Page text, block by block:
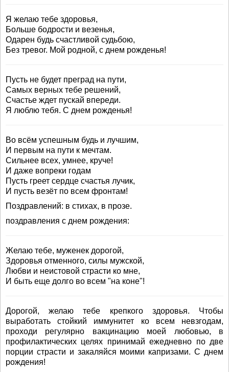
Я желаю тебе здоровья,
Больше бодрости и везенья,
Одарен будь счастливой судьбою,
Без тревог. Мой родной, с днем рожденья!
Пусть не будет преград на пути,
Самых верных тебе решений,
Счастье ждет пускай впереди.
Я люблю тебя. С днем рожденья!
Во всём успешным будь и лучшим,
И первым на пути к мечтам.
Сильнее всех, умнее, круче!
И даже вопреки годам
Пусть греет сердце счастья лучик,
И пусть везёт по всем фронтам!
Поздравлений: в стихах, в прозе.
поздравления с днем рождения:
Желаю тебе, муженек дорогой,
Здоровья отменного, силы мужской,
Любви и неистовой страсти ко мне,
И быть еще долго во всем "на коне"!
Дорогой, желаю тебе крепкого здоровья. Чтобы
выработать стойкий иммунитет ко всем невзгодам,
проходи регулярно вакцинацию моей любовью, в
профилактических целях принимай ежедневно по две
порции страсти и закаляйся моими капризами. С днем
рождения!